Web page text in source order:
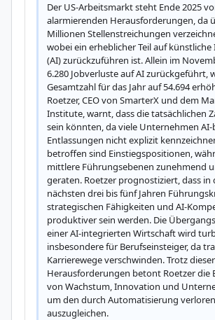
Der US-Arbeitsmarkt steht Ende 2025
alarmierenden Herausforderungen, da
Millionen Stellenstreichungen
wobei ein erheblicher Teil auf
(AI) zurückzuführen ist. Allein im
6.280 Jobverluste auf AI zurückgeführt,
Gesamtzahl für das Jahr auf 54.694
Roetzer, CEO von SmarterX und dem
Institute, warnt, dass die tatsächlichen
sein könnten, da viele Unternehmen
Entlassungen nicht explizit
betroffen sind Einstiegspositionen,
mittlere Führungsebenen zunehmend
geraten. Roetzer prognostiziert, dass in
nächsten drei bis fünf Jahren
strategischen Fähigkeiten und AI-
produktiver sein werden. Die
einer AI-integrierten Wirtschaft wird
insbesondere für Berufseinsteiger, da
Karrierewege verschwinden. Trotz dieser
Herausforderungen betont Roetzer die
von Wachstum, Innovation und
um den durch Automatisierung
auszugleichen.